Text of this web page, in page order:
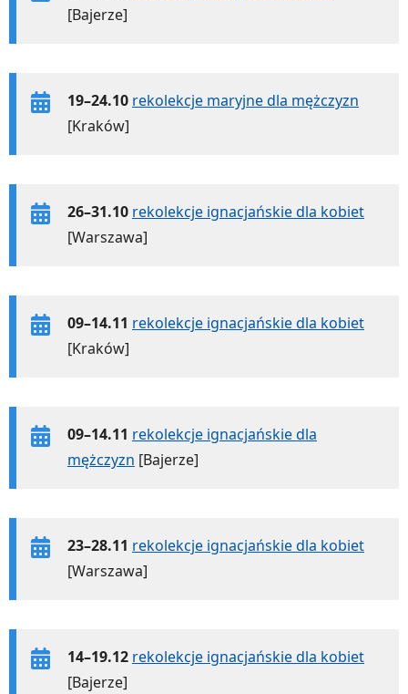
[Bajerze]
19–24.10 rekolekcje maryjne dla mężczyzn
[Kraków]
26–31.10 rekolekcje ignacjańskie dla kobiet
[Warszawa]
09–14.11 rekolekcje ignacjańskie dla kobiet
[Kraków]
09–14.11 rekolekcje ignacjańskie dla
mężczyzn [Bajerze]
23–28.11 rekolekcje ignacjańskie dla kobiet
[Warszawa]
14–19.12 rekolekcje ignacjańskie dla kobiet
[Bajerze]